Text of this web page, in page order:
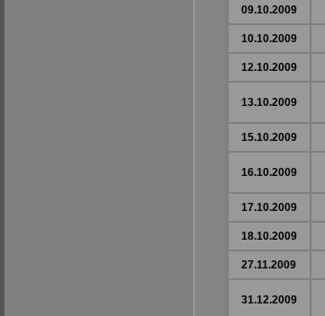
09.10.2009
10.10.2009
12.10.2009
13.10.2009
15.10.2009
16.10.2009
17.10.2009
18.10.2009
27.11.2009
31.12.2009